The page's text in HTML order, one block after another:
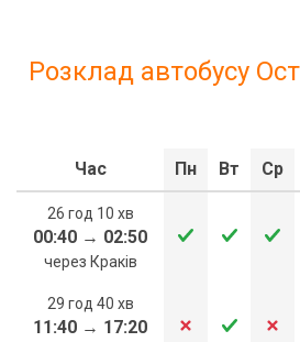
Розклад автобусу
Час Пн Вт Ср
26 год 10 хв
00:40 → 02:50
через Краків
29 год 40 хв
11:40 → 17:20